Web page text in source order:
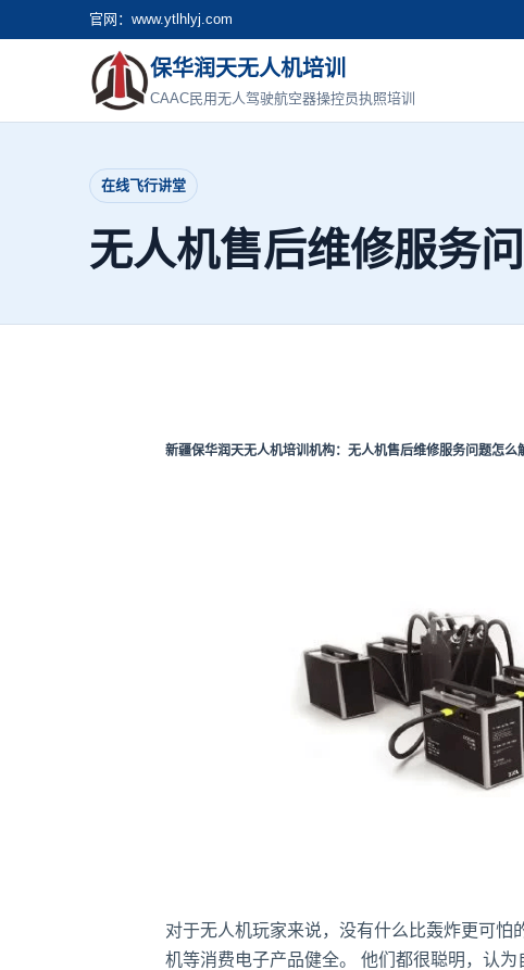
官网：www.ytlhlyj.com
保华润天无人机培训
CAAC民用无人驾驶航空器操控员执照培训
在线飞行讲堂
无人机售后维修服务
新疆保华润天无人机培训机构：无人机售后维修服务问题怎么
对于无人机玩家来说，没有什么比轰炸更可
机等消费电子产品健全。 他们都很聪明，认